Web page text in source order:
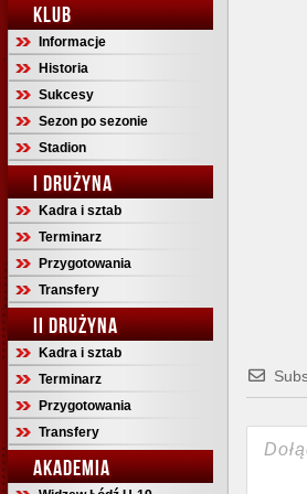
KLUB
Informacje
Historia
Sukcesy
Sezon po sezonie
Stadion
I DRUŻYNA
Kadra i sztab
Terminarz
Przygotowania
Transfery
II DRUŻYNA
Kadra i sztab
Terminarz
Przygotowania
Transfery
AKADEMIA